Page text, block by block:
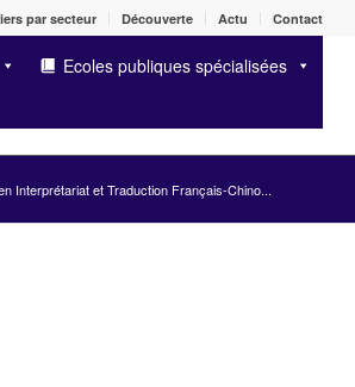
par secteur Découverte Actu Contact
Ecoles publiques spécialisées
Interprétariat et Traduction Français-Chino...